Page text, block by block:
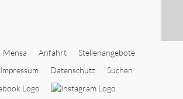
Mensa Anfahrt
Stellenangebote
Impressum Datenschutz Suchen